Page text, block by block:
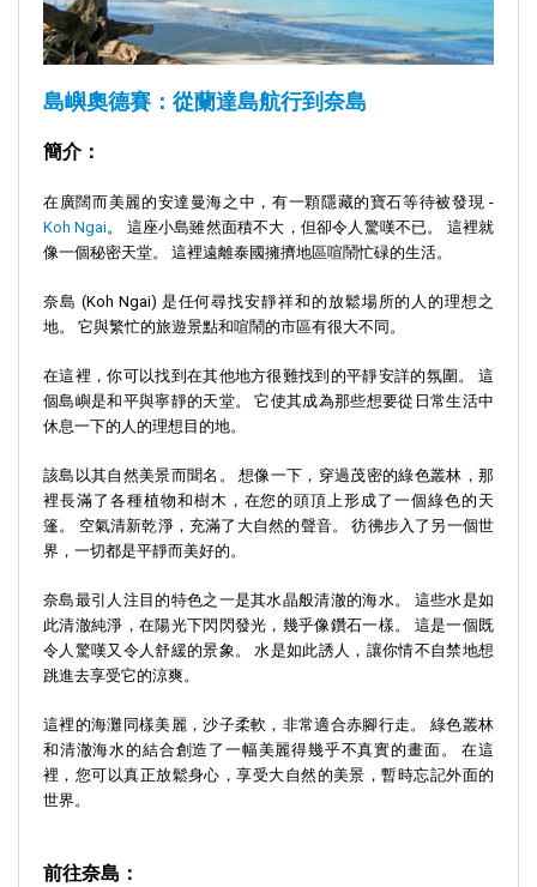
島嶼奧德賽：從蘭達島航行到奈島
簡介：
在廣闊而美麗的安達曼海之中，有一顆隱藏的寶石等待被發現 -
Koh Ngai。 這座小島雖然面積不大，但卻令人驚嘆不已。 這裡就
像一個秘密天堂。 這裡遠離泰國擁擠地區喧鬧忙碌的生活。
奈島 (Koh Ngai) 是任何尋找安靜祥和的放鬆場所的人的理想之
地。 它與繁忙的旅遊景點和喧鬧的市區有很大不同。
在這裡，你可以找到在其他地方很難找到的平靜安詳的氛圍。 這
個島嶼是和平與寧靜的天堂。 它使其成為那些想要從日常生活中
休息一下的人的理想目的地。
該島以其自然美景而聞名。 想像一下，穿過茂密的綠色叢林，那
裡長滿了各種植物和樹木，在您的頭頂上形成了一個綠色的天
篷。 空氣清新乾淨，充滿了大自然的聲音。 彷彿步入了另一個世
界，一切都是平靜而美好的。
奈島最引人注目的特色之一是其水晶般清澈的海水。 這些水是如
此清澈純淨，在陽光下閃閃發光，幾乎像鑽石一樣。 這是一個既
令人驚嘆又令人舒緩的景象。 水是如此誘人，讓你情不自禁地想
跳進去享受它的涼爽。
這裡的海灘同樣美麗，沙子柔軟，非常適合赤腳行走。 綠色叢林
和清澈海水的結合創造了一幅美麗得幾乎不真實的畫面。 在這
裡，您可以真正放鬆身心，享受大自然的美景，暫時忘記外面的
世界。
前往奈島：